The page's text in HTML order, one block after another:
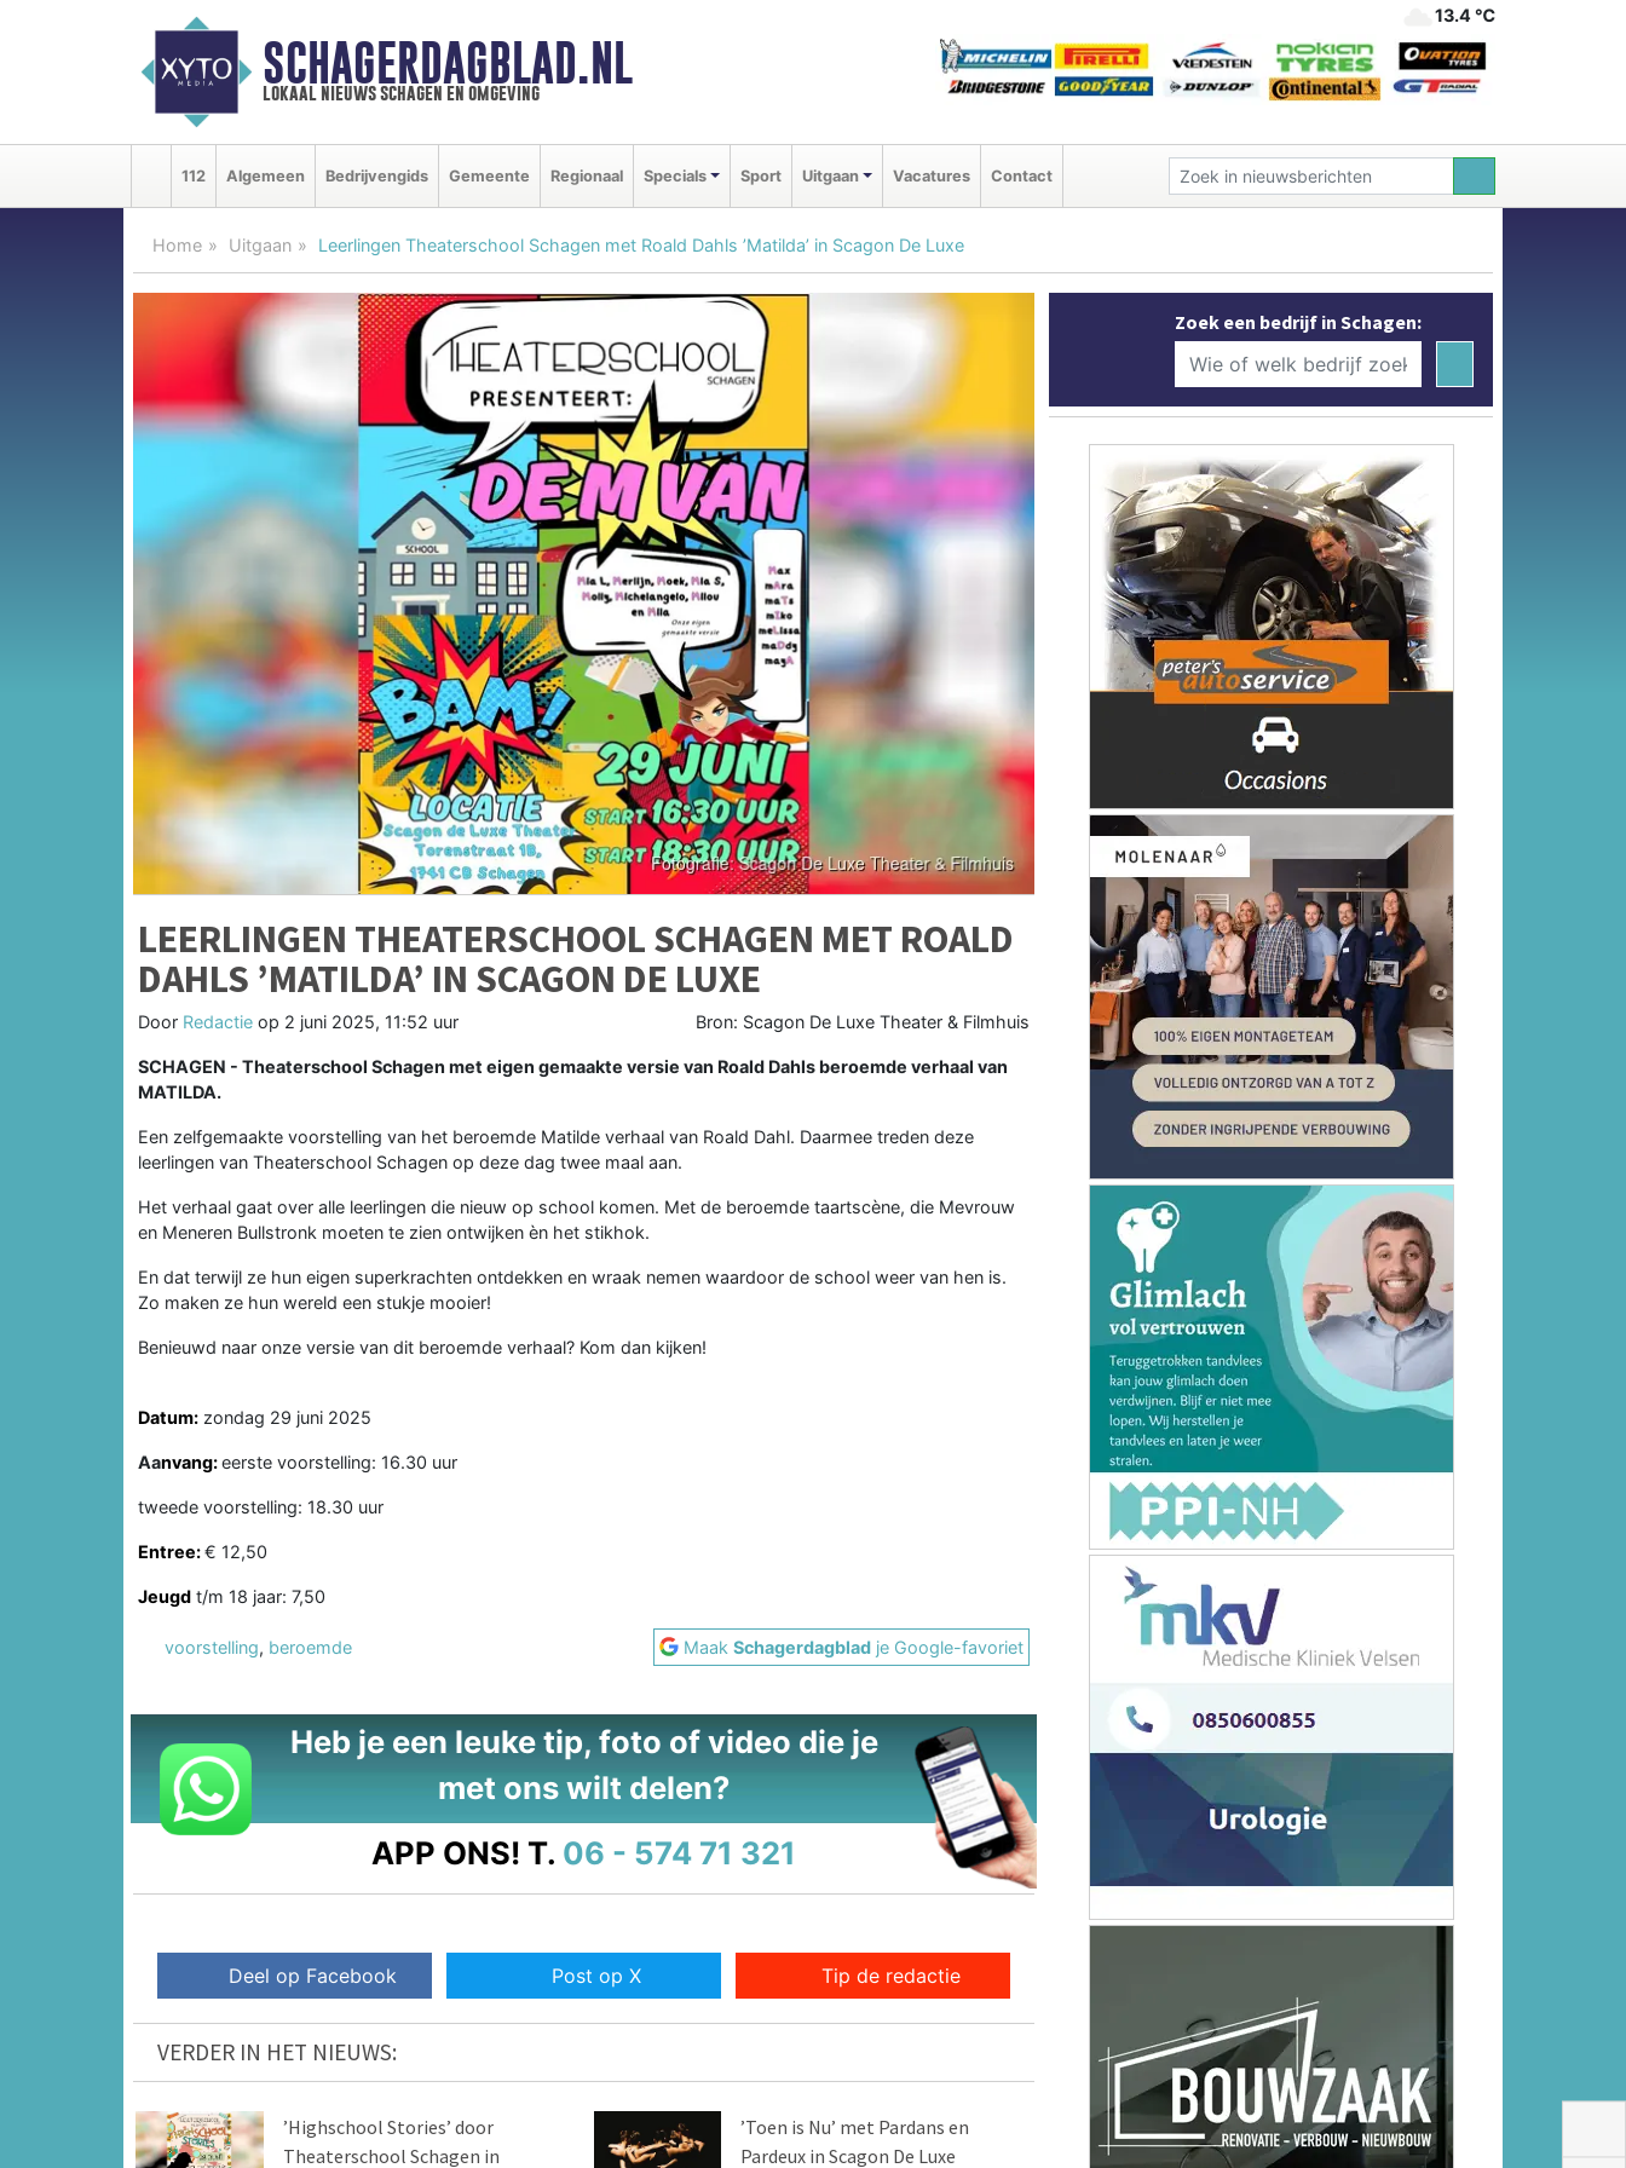
SCHAGERDAGBLAD.NL
lokaal nieuws schagen en omgeving
13.4 ℃
112 Algemeen Bedrijvengids Gemeente Regionaal Specials Sport Uitgaan Vacatures Contact
Home Uitgaan Leerlingen Theaterschool Schagen met Roald Dahls ’Matilda’ in Scagon De Luxe
LEERLINGEN THEATERSCHOOL SCHAGEN MET ROALD
DAHLS ’MATILDA’ IN SCAGON DE LUXE
Door Redactie op 2 juni 2025, 11:52 uur Bron: Scagon De Luxe Theater & Filmhuis
SCHAGEN - Theaterschool Schagen met eigen gemaakte versie van Roald Dahls beroemde verhaal van
MATILDA.
Een zelfgemaakte voorstelling van het beroemde Matilde verhaal van Roald Dahl. Daarmee treden deze
leerlingen van Theaterschool Schagen op deze dag twee maal aan.
Het verhaal gaat over alle leerlingen die nieuw op school komen. Met de beroemde taartscène, die Mevrouw
en Meneren Bullstronk moeten te zien ontwijken èn het stikhok.
En dat terwijl ze hun eigen superkrachten ontdekken en wraak nemen waardoor de school weer van hen is.
Zo maken ze hun wereld een stukje mooier!
Benieuwd naar onze versie van dit beroemde verhaal? Kom dan kijken!
Datum: zondag 29 juni 2025
Aanvang:eerste voorstelling: 16.30 uur
tweede voorstelling: 18.30 uur
Entree:€ 12,50
Jeugd t/m 18 jaar: 7,50
voorstelling, beroemde MaakSchagerdagblad je Google-favoriet
Heb je een leuke tip, foto of video die je
met ons wilt delen?
APP ONS! T. 06 - 574 71 321
Deel op Facebook Post op X Tip de redactie
VERDER IN HET NIEUWS:
’Highschool Stories’ door
Theaterschool Schagen in
’Toen is Nu’ met Pardans en
Pardeux in Scagon De Luxe
Zoek een bedrijf in Schagen: